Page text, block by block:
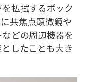
払拭するボック
共焦点顕微鏡や
どの周辺機器を
したことも大き